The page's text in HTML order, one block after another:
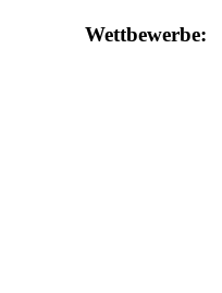
Wettbewerbe: